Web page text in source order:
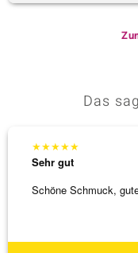
Das
★★★★★
Sehr gut
Schöne Schmuck,